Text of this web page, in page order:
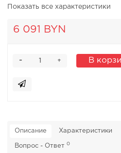
Показать все характеристики
6 091 BYN
+
- В
Описание Характеристики
Вопрос - Ответ 0